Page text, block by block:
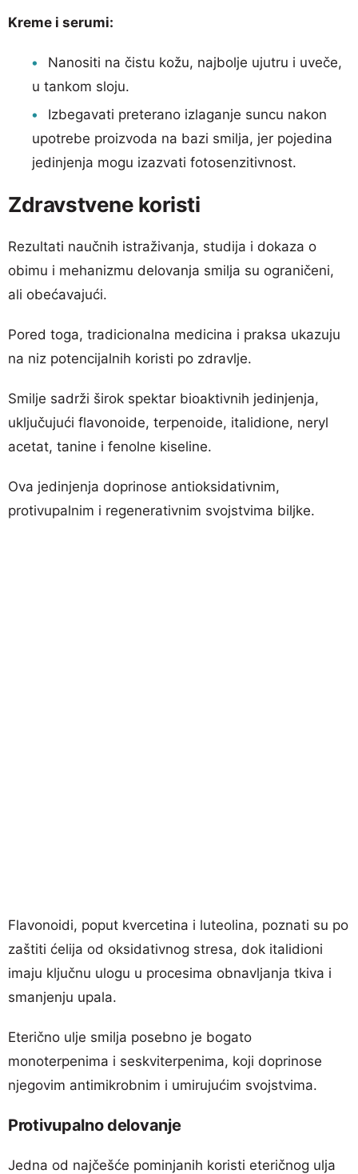
Kreme i serumi:
Nanositi na čistu kožu, najbolje ujutru i uveče,
u tankom sloju.
Izbegavati preterano izlaganje suncu nakon
upotrebe proizvoda na bazi smilja, jer pojedina
jedinjenja mogu izazvati fotosenzitivnost.
Zdravstvene koristi
Rezultati naučnih istraživanja, studija i dokaza o
obimu i mehanizmu delovanja smilja su ograničeni,
ali obećavajući.
Pored toga, tradicionalna medicina i praksa ukazuju
na niz potencijalnih koristi po zdravlje.
Smilje sadrži širok spektar bioaktivnih jedinjenja,
uključujući flavonoide, terpenoide, italidione, neryl
acetat, tanine i fenolne kiseline.
Ova jedinjenja doprinose antioksidativnim,
protivupalnim i regenerativnim svojstvima biljke.
Flavonoidi, poput kvercetina i luteolina, poznati su po
zaštiti ćelija od oksidativnog stresa, dok italidioni
imaju ključnu ulogu u procesima obnavljanja tkiva i
smanjenju upala.
Eterično ulje smilja posebno je bogato
monoterpenima i seskviterpenima, koji doprinose
njegovim antimikrobnim i umirujućim svojstvima.
Protivupalno delovanje
Jedna od najčešće pominjanih koristi eteričnog ulja